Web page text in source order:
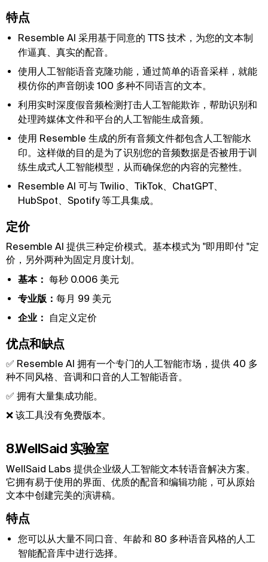
特点
Resemble AI 采用基于同意的 TTS 技术，为您的文本制
作逼真、真实的配音。
使用人工智能语音克隆功能，通过简单的语音采样，就能
模仿你的声音朗读 100 多种不同语言的文本。
利用实时深度假音频检测打击人工智能欺诈，帮助识别和
处理跨媒体文件和平台的人工智能生成音频。
使用 Resemble 生成的所有音频文件都包含人工智能水
印。这样做的目的是为了识别您的音频数据是否被用于训
练生成式人工智能模型，从而确保您的内容的完整性。
Resemble AI 可与 Twilio、TikTok、ChatGPT、
HubSpot、Spotify 等工具集成。
定价
Resemble AI 提供三种定价模式。基本模式为 "即用即付 "定
价，另外两种为固定月度计划。
基本： 每秒 0.006 美元
专业版： 每月 99 美元
企业：
自定义定价
优点和缺点
✅ Resemble AI 拥有一个专门的人工智能市场，提供 40 多
种不同风格、音调和口音的人工智能语音。
✅ 拥有大量集成功能。
❌ 该工具没有免费版本。
8.WellSaid 实验室
WellSaid Labs 提供企业级人工智能文本转语音解决方案。
它拥有易于使用的界面、优质的配音和编辑功能，可从原始
文本中创建完美的演讲稿。
特点
您可以从大量不同口音、年龄和 80 多种语音风格的人工
智能配音库中进行选择。